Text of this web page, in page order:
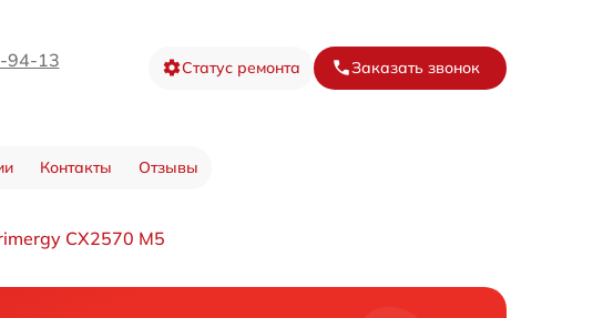
94-13 Статус ремонта Заказать звонок
Контакты Отзывы
CX2570 M5